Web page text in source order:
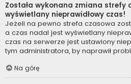
Została wykonana zmiana strefy
wyświetlany nieprawidłowy czas!
Jeżeli na pewno strefa czasowa
a czas nadal jest wyświetlany
czas na serwerze jest ustawiony
tym administratora, by naprawił
Na górę